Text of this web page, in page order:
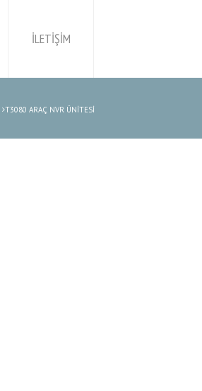
İLETİŞİM
T3080 ARAÇ NVR ÜNİTESİ